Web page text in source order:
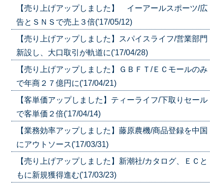
【売り上げアップしました】 イーアールスポーツ/広
告とＳＮＳで売上３倍('17/05/12)
【売り上げアップしました】スパイスライフ/営業部門
新設し、大口取引が軌道に('17/04/28)
【売り上げアップしました】ＧＢＦＴ/ＥＣモールのみ
で年商２７億円に('17/04/21)
【客単価アップしました】ティーライフ/下取りセール
で客単価２倍('17/04/14)
【業務効率アップしました】藤原農機/商品登録を中国
にアウトソース('17/03/31)
【売り上げアップしました】新潮社/カタログ、ＥＣと
もに新規獲得進む('17/03/23)